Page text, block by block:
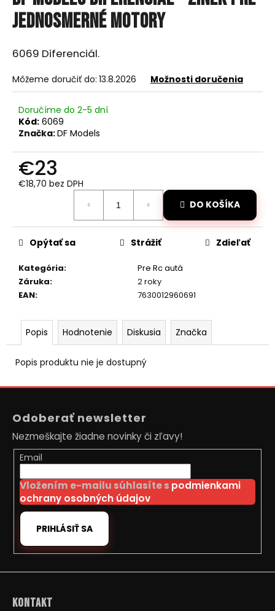
0,0
z
hviezdičiek.
jednosmerné motory
6069 Diferenciál.
Môžeme doručiť do: 13.8.2026 Možnosti doručenia
Doručíme do 2-5 dní
Kód: 6069
Značka:DF Models
€23
€18,70 bez DPH
DO KOŠÍKA
Kategória:
Pre Rc autá
Záruka:
2 roky
EAN: 7630012960691
Opýtať sa Strážiť Zdieľať
Popis Hodnotenie Diskusia Značka
Popis produktu nie je dostupný
á
j
s
?
m
VRACAJÚCA
GUMOVÁ
€2,30
Pôvodne:
€2,80
Odoberať newsletter
Nezmeškajte žiadne novinky či zľavy!
Email
Vložením e-mailu súhlasíte s podmienkami
ochrany osobných údajov
PRIHLÁSIŤ SA
Kontakt